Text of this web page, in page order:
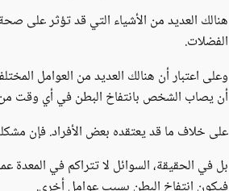
هنالك العديد من الأشياء التي قد تؤثر على صحة
الفضلات.
وعلى اعتبار أن هنالك العديد من العوامل
أن يصاب الشخص بانتفاخ البطن في أي وقت من
على خلاف ما قد يعتقده بعض الأفراد. فإن
بل في الحقيقة، السوائل لا تتراكم في